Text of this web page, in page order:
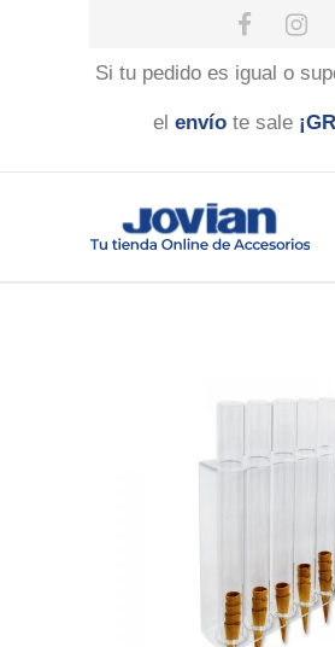
Si tu pedido es igual o
el envíote sale